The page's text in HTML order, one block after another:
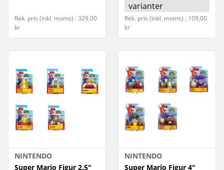
Rek. pris (inkl. moms) : 329,00
kr
varianter
Rek. pris (inkl. moms) : 109,00
kr
NINTENDO
Super Mario Figur 2.5"
NINTENDO
Super Mario Figur 4"